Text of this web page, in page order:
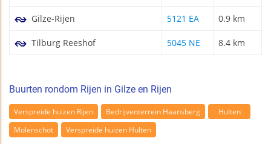
Gilze-Rijen 5121 EA 0.9 km
Tilburg Reeshof 5045 NE 8.4 km
Buurten rondom Rijen in Gilze en Rijen
Verspreide huizen Rijen Bedrijventerrein Haansberg
Hulten
Molenschot
Verspreide huizen Hulten